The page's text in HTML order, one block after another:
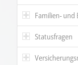
Familien- und
Statusfragen